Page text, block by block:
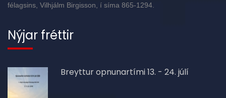
félagsins, Vilhjálm Birgisson, í síma 865-1294.
Nýjar fréttir
Breyttur opnunartími 13. - 24. júlí